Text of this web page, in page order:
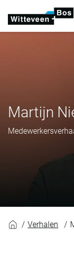
Martijn
Verhalen